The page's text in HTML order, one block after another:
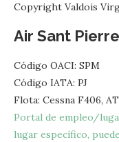
Copyright Valdois
Air Sant Pierre
Código OACI: SPM
Código IATA: PJ
Flota: Cessna F406,
Portal de empleo/
lugar específico,